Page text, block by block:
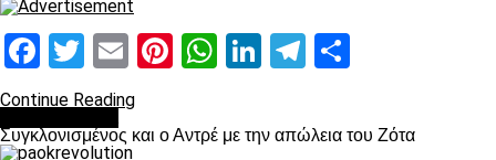
Facebook
Twitter
EmailPinterest
WhatsApp
LinkedIn
Telegram
Continue Reading
Συγκλονισμένος και ο Αντρέ με την απώλεια του Ζότα